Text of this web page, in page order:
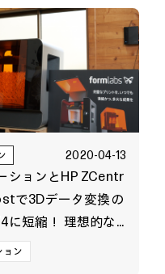
2020-04-13
ションとHP ZCentr
で3Dデータ変換の
に短縮！ 理想的な
務効率化を実現
ョン